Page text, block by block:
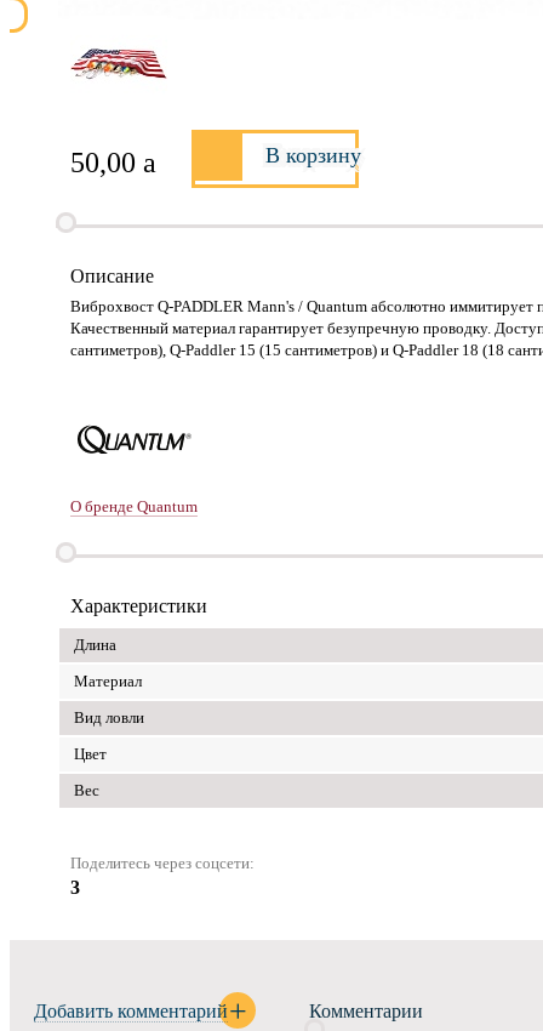
50,00 a В корзину
Описание
Виброхвост Q-PADDLER Mann's / Quantum абсолютно иммитирует
Качественный материал гарантирует безупречную проводку.
сантиметров), Q-Paddler 15 (15 сантиметров) и Q-Paddler 18 (18
О бренде Quantum
Характеристики
Длина
Материал
Вид ловли
Цвет
Вес
Поделитесь через соцсети:
3
Добавить комментарий Комментарии